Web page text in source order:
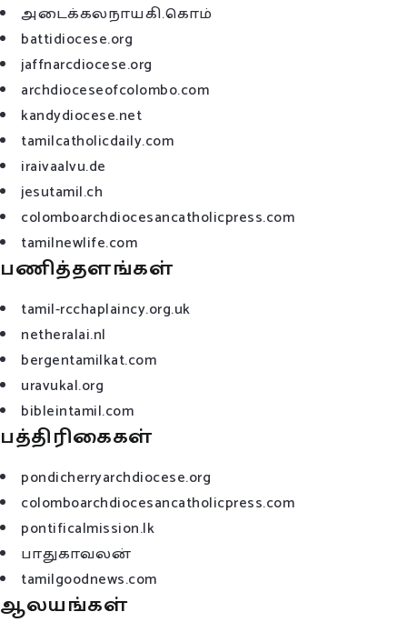
அடைக்கலநாயகி.கொம்
battidiocese.org
jaffnarcdiocese.org
archdioceseofcolombo.com
kandydiocese.net
tamilcatholicdaily.com
iraivaalvu.de
jesutamil.ch
colomboarchdiocesancatholicpress.com
tamilnewlife.com
பணித்தளங்கள்
tamil-rcchaplaincy.org.uk
netheralai.nl
bergentamilkat.com
uravukal.org
bibleintamil.com
பத்திரிகைகள்
pondicherryarchdiocese.org
colomboarchdiocesancatholicpress.com
pontificalmission.lk
பாதுகாவலன்
tamilgoodnews.com
ஆலயங்கள்